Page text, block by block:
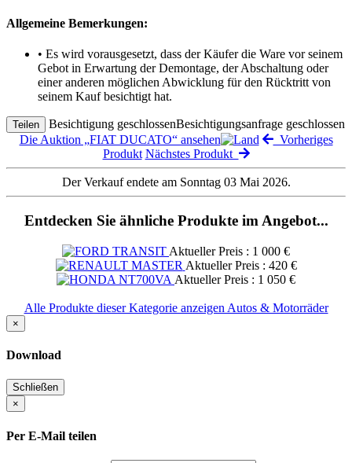
Allgemeine Bemerkungen:
• Es wird vorausgesetzt, dass der Käufer die Ware vor seinem
Gebot in Erwartung der Demontage, der Abschaltung oder
einer anderen möglichen Abwicklung für den Rücktritt von
seinem Kauf besichtigt hat.
Teilen Besichtigung geschlossenBesichtigungsanfrage geschlossen
Die Auktion „FIAT DUCATO“ ansehen
Vorheriges
Produkt Nächstes Produkt
Der Verkauf endete am Sonntag 03 Mai 2026.
Entdecken Sie ähnliche Produkte im Angebot...
Aktueller Preis : 1 000 €
Aktueller Preis : 420 €
Aktueller Preis : 1 050 €
Alle Produkte dieser Kategorie anzeigen Autos & Motorräder
×
Download
Schließen
×
Per E-Mail teilen